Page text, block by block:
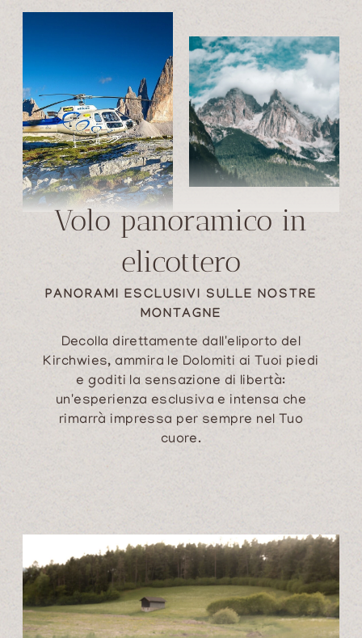
Volo panoramico in
elicottero
PANORAMI ESCLUSIVI SULLE NOSTRE
MONTAGNE
Decolla direttamente dall'eliporto del
Kirchwies, ammira le Dolomiti ai Tuoi piedi
e goditi la sensazione di libertà:
un'esperienza esclusiva e intensa che
rimarrà impressa per sempre nel Tuo
cuore.